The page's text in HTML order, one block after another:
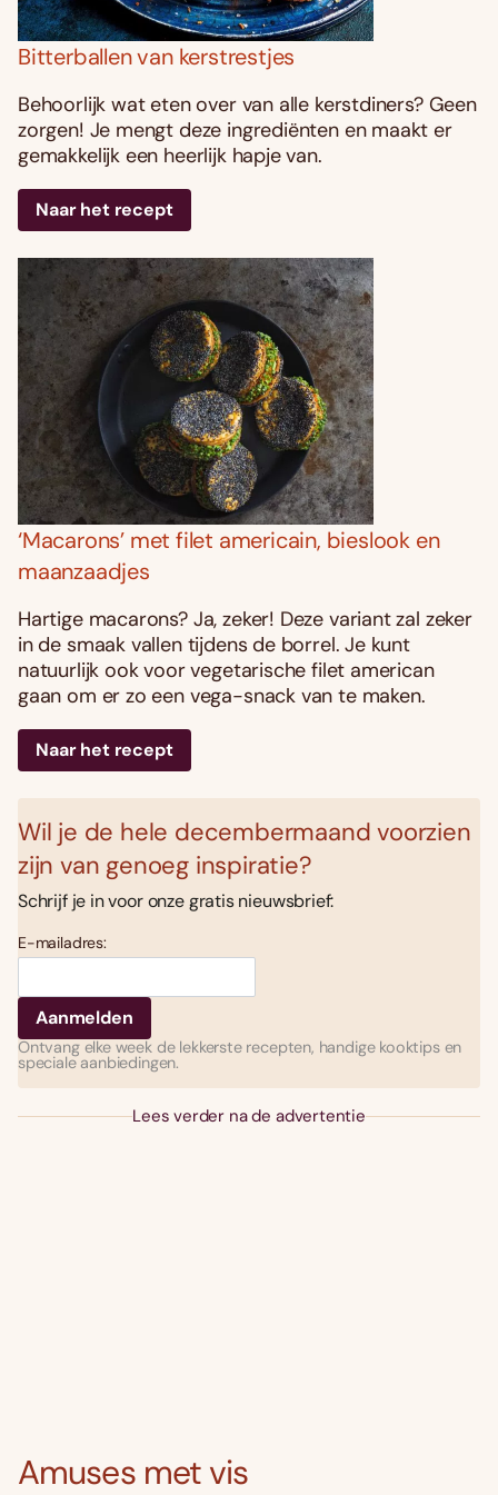
Bitterballen van kerstrestjes
Behoorlijk wat eten over van alle kerstdiners? Geen
zorgen! Je mengt deze ingrediënten en maakt er
gemakkelijk een heerlijk hapje van.
Naar het recept
‘Macarons’ met filet americain, bieslook en
maanzaadjes
Hartige macarons? Ja, zeker! Deze variant zal zeker
in de smaak vallen tijdens de borrel. Je kunt
natuurlijk ook voor vegetarische filet american
gaan om er zo een vega-snack van te maken.
Naar het recept
Wil je de hele decembermaand voorzien
zijn van genoeg inspiratie?
Schrijf je in voor onze gratis nieuwsbrief:
E-mailadres:
Ontvang elke week de lekkerste recepten, handige kooktips en
speciale aanbiedingen.
Lees verder na de advertentie
Amuses met vis